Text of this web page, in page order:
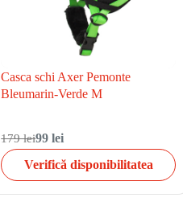
Casca schi Axer Pemonte
Bleumarin-Verde M
179 lei99 lei
Verifică disponibilitatea